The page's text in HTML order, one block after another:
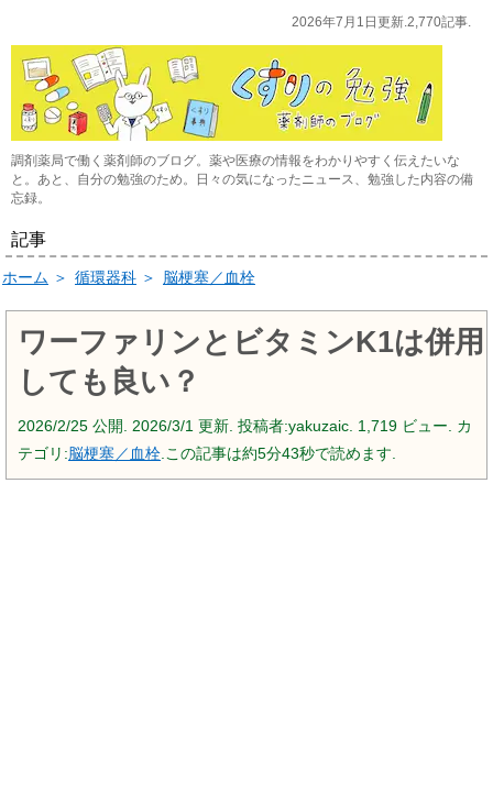
2026年7月1日更新.2,770記事.
調剤薬局で働く薬剤師のブログ。薬や医療の情報をわかりやすく伝えたいな
と。あと、自分の勉強のため。日々の気になったニュース、勉強した内容の備
忘録。
記事
ホーム ＞ 循環器科 ＞ 脳梗塞／血栓
ワーファリンとビタミンK1は併用
しても良い？
2026/2/25 公開. 2026/3/1 更新. 投稿者:yakuzaic. 1,719 ビュー. カ
テゴリ:脳梗塞／血栓 .この記事は約5分43秒で読めます.